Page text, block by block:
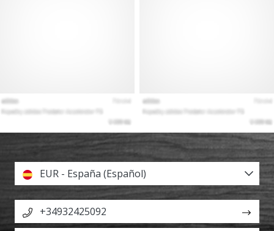
EUR - España (Español)
+34932425092